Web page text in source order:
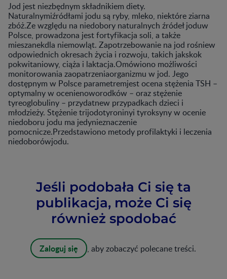
Jod jest niezbędnym składnikiem diety.
Naturalnymiźródłami jodu są ryby, mleko, niektóre ziarna
zbóż.Ze względu na niedobory naturalnych źródeł joduw
Polsce, prowadzona jest fortyfikacja soli, a także
mieszanekdla niemowląt. Zapotrzebowanie na jod rośniew
odpowiednich okresach życia i rozwoju, takich jakskok
pokwitaniowy, ciąża i laktacja.Omówiono możliwości
monitorowania zaopatrzeniaorganizmu w jod. Jego
dostępnym w Polsce parametremjest ocena stężenia TSH –
optymalny w ocenienoworodków – oraz stężenie
tyreoglobuliny – przydatnew przypadkach dzieci i
młodzieży. Stężenie trijodotyroninyi tyroksyny w ocenie
niedoboru jodu ma jedynieznaczenie
pomocnicze.Przedstawiono metody profilaktyki i leczenia
niedoborówjodu.
Jeśli podobała Ci się ta
publikacja, może Ci się
również spodobać
Zaloguj się , aby zobaczyć polecane treści.